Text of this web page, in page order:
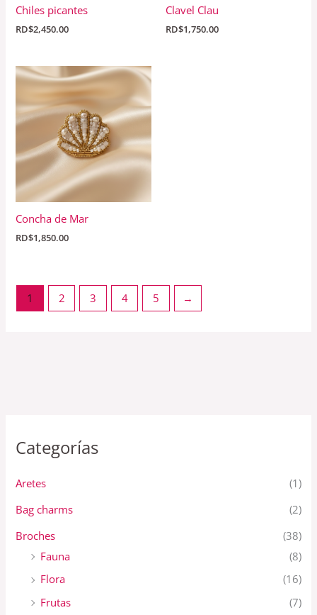
Categorías
Aretes
(1)
Bag charms
(2)
Broches
(38)
Fauna
(8)
Flora
(16)
Frutas
(7)
Chiles picantes
RD$2,450.00
Clavel Clau
RD$1,750.00
Concha de Mar
RD$1,850.00
1 2 3 4 5 →